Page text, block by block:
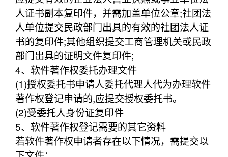
人证书副本复印件，并需加盖单位公章;社团法
人单位提交民政部门出具的有效的社团法人证
书的复印件;其他组织提交工商管理机关或民政
部门出具的证明文件复印件;
4、软件著作权委托办理文件
(1)授权委托书申请人委托代理人代为办理软件
著作权登记申请的,应提交授权委托书。
(2)受委托人身份证复印件
5、软件著作权登记需要的其它资料
若软件著作权申请者存在以下情况，需提交以